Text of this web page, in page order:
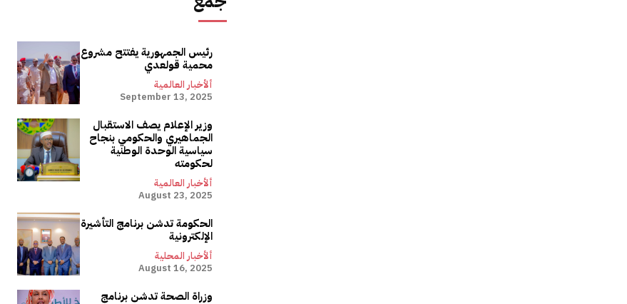
رئيس الجمهورية يفتتح مشروع
محمية قولعدي
ألأخبار العالمية
September 13, 2025
وزير الإعلام يصف الاستقبال
الجماهيري والحكومي بنجاح
سياسية الوحدة الوطنية
لحكومته
ألأخبار العالمية
August 23, 2025
الحكومة تدشن برنامج التأشيرة
الإلكترونية
ألأخبار المحلية
August 16, 2025
وزراة الصحة تدشن برنامج